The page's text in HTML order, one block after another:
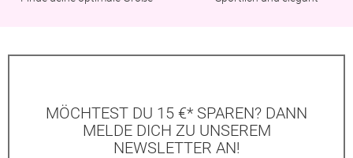
MÖCHTEST DU 15 €* SPAREN? DANN
MELDE DICH ZU UNSEREM
NEWSLETTER AN!